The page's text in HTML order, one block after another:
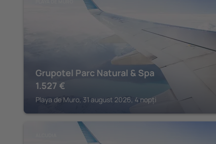
Grupotel Parc Natural & Spa
1.527 €
Playa de Muro, 31 august 2026, 4 nopți